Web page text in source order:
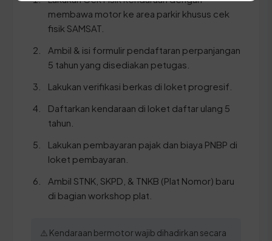
membawa motor ke area parkir khusus cek
fisik SAMSAT.
Ambil & isi formulir pendaftaran perpanjangan
5 tahun yang disediakan petugas.
Lakukan verifikasi berkas di loket progresif.
Daftarkan kendaraan di loket daftar ulang 5
tahun.
Lakukan pembayaran pajak dan biaya PNBP di
loket pembayaran.
Ambil STNK, SKPD, & TNKB (Plat Nomor) baru
di bagian workshop plat.
⚠️ Kendaraan bermotor wajib dihadirkan secara